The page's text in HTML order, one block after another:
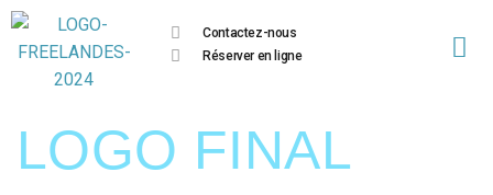
Contactez-nous
Réserver en ligne
LOGO FINAL